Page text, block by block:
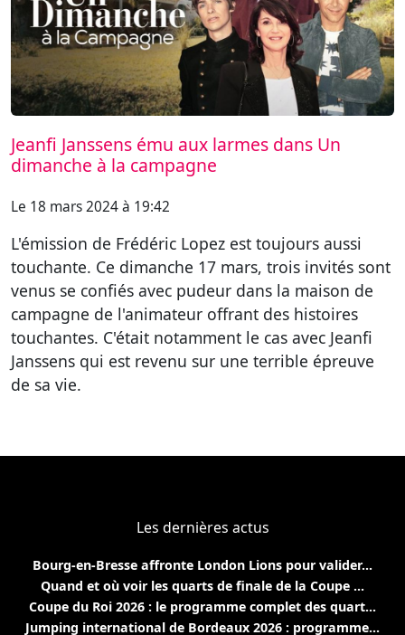
Jeanfi Janssens ému aux larmes dans Un
dimanche à la campagne
Le 18 mars 2024 à 19:42
L'émission de Frédéric Lopez est toujours aussi
touchante. Ce dimanche 17 mars, trois invités sont
venus se confiés avec pudeur dans la maison de
campagne de l'animateur offrant des histoires
touchantes. C'était notamment le cas avec Jeanfi
Janssens qui est revenu sur une terrible épreuve
de sa vie.
Les dernières actus
Bourg-en-Bresse affronte London Lions pour valider...
Quand et où voir les quarts de finale de la Coupe ...
Coupe du Roi 2026 : le programme complet des quart...
Jumping international de Bordeaux 2026 : programme...